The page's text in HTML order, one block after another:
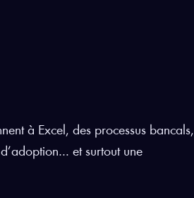
à Excel, des processus bancals,
et surtout une